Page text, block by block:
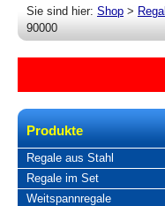
Sie sind hier: Shop >
90000
Produkte
Regale aus Stahl
Regale im Set
Weitspannregale